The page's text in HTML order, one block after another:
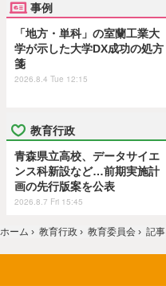
事例
「地方・単科」の室蘭工業大
学が示した大学DX成功の処方
箋
2026.8.4 Tue 12:15
教育行政
青森県立高校、データサイエ
ンス科新設など…前期実施計
画の先行版案を公表
2026.8.7 Fri 15:45
ホーム › 教育行政 › 教育委員会 › 記事